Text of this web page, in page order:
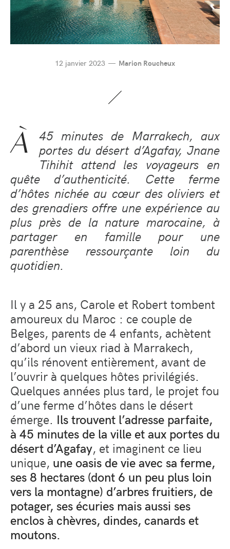
12 janvier 2023 Marion Roucheux
À
45 minutes de Marrakech, aux
portes du désert d’Agafay, Jnane
Tihihit attend les voyageurs en
quête d’authenticité. Cette ferme
d’hôtes nichée au cœur des oliviers et
des grenadiers offre une expérience au
plus près de la nature marocaine, à
partager en famille pour une
parenthèse ressourçante loin du
quotidien.
Il y a 25 ans, Carole et Robert tombent
amoureux du Maroc : ce couple de
Belges, parents de 4 enfants, achètent
d’abord un vieux riad à Marrakech,
qu’ils rénovent entièrement, avant de
l’ouvrir à quelques hôtes privilégiés.
Quelques années plus tard, le projet fou
d’une ferme d’hôtes dans le désert
émerge. Ils trouvent l’adresse parfaite,
à 45 minutes de la ville et aux portes du
désert d’Agafay, et imaginent ce lieu
unique, une oasis de vie avec sa ferme,
ses 8 hectares (dont 6 un peu plus loin
vers la montagne) d’arbres fruitiers, de
potager, ses écuries mais aussi ses
enclos à chèvres, dindes, canards et
moutons.